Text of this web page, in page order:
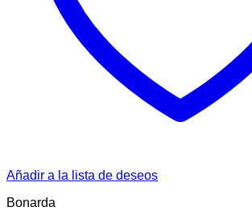
Añadir a la lista de deseos
Bonarda